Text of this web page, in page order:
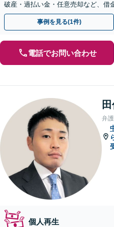
破産・過払い金・任意売却など、借
【初回相談無料】【全国対応可能】
事例を見る(1件)
電話でお問い合わせ
弁
個人再生